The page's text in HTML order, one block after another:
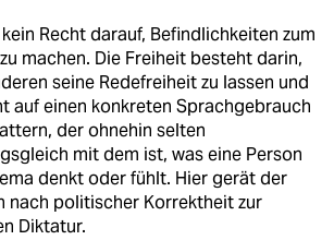
Recht darauf, Befindlichkeiten zum
machen. Die Freiheit besteht darin,
seine Redefreiheit zu lassen und
auf einen konkreten Sprachgebrauch
der ohnehin selten
mit dem ist, was eine Person
denkt oder fühlt. Hier gerät der
nach politischer Korrektheit zur
Diktatur.